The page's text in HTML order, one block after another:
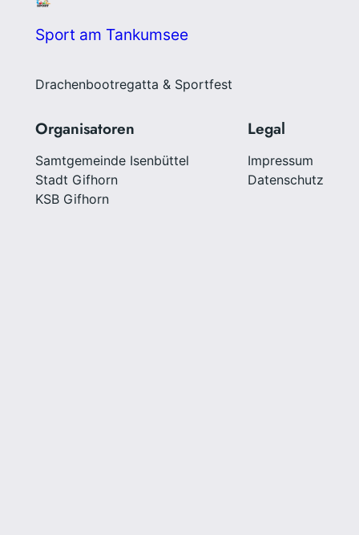
Sport am Tankumsee
Drachenbootregatta & Sportfest
Organisatoren
Samtgemeinde Isenbüttel
Stadt Gifhorn
KSB Gifhorn
Legal
Impressum
Datenschutz